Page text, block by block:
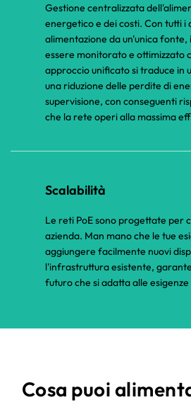
Gestione centralizzata
energetico e dei costi. Con tutti i
alimentazione da un'unica
essere monitorato e ottimizzato
approccio unificato si traduce in
una riduzione delle perdite di
supervisione, con conseguenti
che la rete operi alla massima
Scalabilità
Le reti PoE sono progettate per
azienda. Man mano che le tue
aggiungere facilmente nuovi
l'infrastruttura esistente,
futuro che si adatta alle
Cosa puoi